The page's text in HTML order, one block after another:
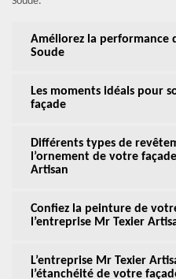
Améliorez la performance
Soude
Les moments idéals pour
façade
Différents types de
l’ornement de votre
Artisan
Confiez la peinture de
l’entreprise Mr Texier
L’entreprise Mr Texier
l’étanchéité de votre